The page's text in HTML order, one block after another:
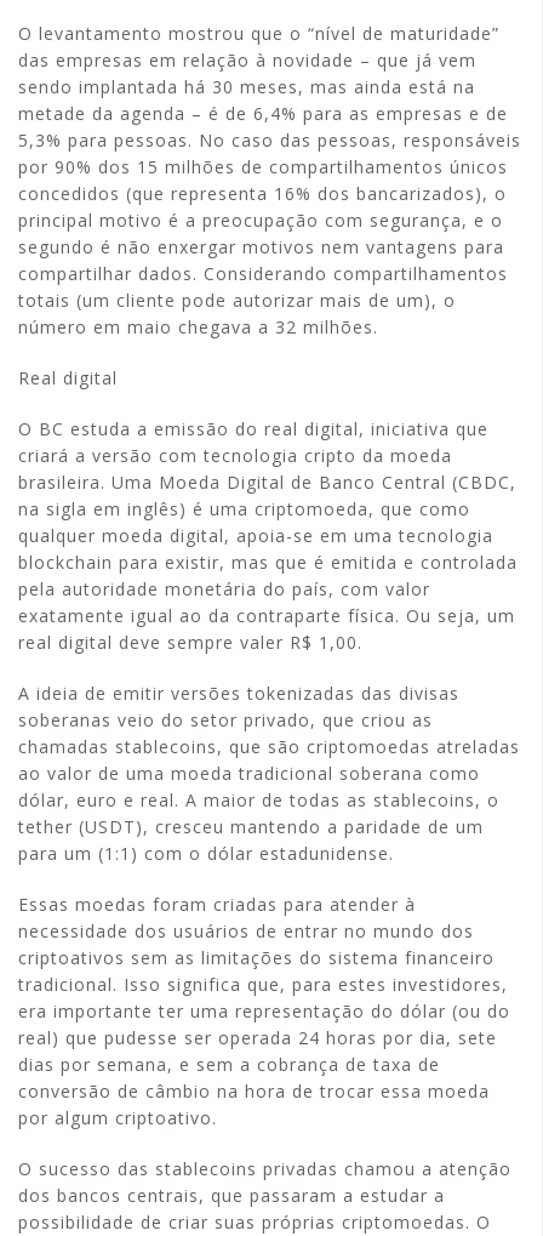
O levantamento mostrou que o “nível de maturidade”
das empresas em relação à novidade – que já vem
sendo implantada há 30 meses, mas ainda está na
metade da agenda – é de 6,4% para as empresas e de
5,3% para pessoas. No caso das pessoas, responsáveis
por 90% dos 15 milhões de compartilhamentos únicos
concedidos (que representa 16% dos bancarizados), o
principal motivo é a preocupação com segurança, e o
segundo é não enxergar motivos nem vantagens para
compartilhar dados. Considerando compartilhamentos
totais (um cliente pode autorizar mais de um), o
número em maio chegava a 32 milhões.
Real digital
O BC estuda a emissão do real digital, iniciativa que
criará a versão com tecnologia cripto da moeda
brasileira. Uma Moeda Digital de Banco Central (CBDC,
na sigla em inglês) é uma criptomoeda, que como
qualquer moeda digital, apoia-se em uma tecnologia
blockchain para existir, mas que é emitida e controlada
pela autoridade monetária do país, com valor
exatamente igual ao da contraparte física. Ou seja, um
real digital deve sempre valer R$ 1,00.
A ideia de emitir versões tokenizadas das divisas
soberanas veio do setor privado, que criou as
chamadas stablecoins, que são criptomoedas atreladas
ao valor de uma moeda tradicional soberana como
dólar, euro e real. A maior de todas as stablecoins, o
tether (USDT), cresceu mantendo a paridade de um
para um (1:1) com o dólar estadunidense.
Essas moedas foram criadas para atender à
necessidade dos usuários de entrar no mundo dos
criptoativos sem as limitações do sistema financeiro
tradicional. Isso significa que, para estes investidores,
era importante ter uma representação do dólar (ou do
real) que pudesse ser operada 24 horas por dia, sete
dias por semana, e sem a cobrança de taxa de
conversão de câmbio na hora de trocar essa moeda
por algum criptoativo.
O sucesso das stablecoins privadas chamou a atenção
dos bancos centrais, que passaram a estudar a
possibilidade de criar suas próprias criptomoedas. O